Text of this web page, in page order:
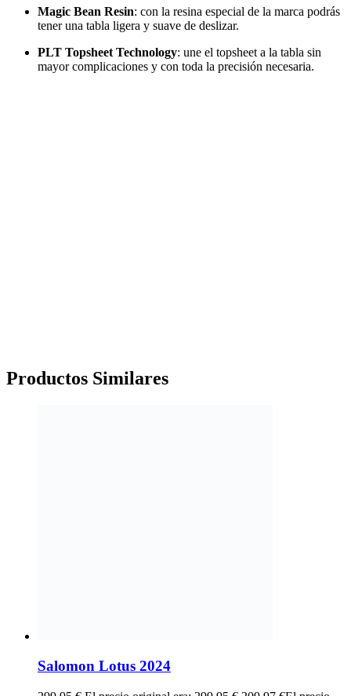
Magic Bean Resin: con la resina especial de la marca podrás
tener una tabla ligera y suave de deslizar.
PLT Topsheet Technology: une el topsheet a la tabla sin
mayor complicaciones y con toda la precisión necesaria.
Productos Similares
Salomon Lotus 2024